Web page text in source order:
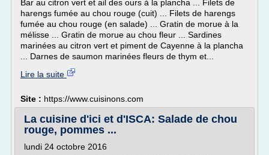
Bar au citron vert et ail des ours à la plancha ... Filets de
harengs fumée au chou rouge (cuit) ... Filets de harengs
fumée au chou rouge (en salade) ... Gratin de morue à la
mélisse ... Gratin de morue au chou fleur ... Sardines
marinées au citron vert et piment de Cayenne à la plancha
... Darnes de saumon marinées fleurs de thym et...
Lire la suite
Site : https://www.cuisinons.com
La cuisine d'ici et d'ISCA: Salade de chou
rouge, pommes ...
lundi 24 octobre 2016